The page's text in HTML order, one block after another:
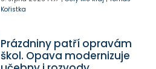
Kořistka
Prázdniny patří opravám
škol. Opava modernizuje